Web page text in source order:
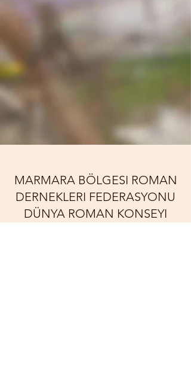
MARMARA BÖLGESI ROMAN
DERNEKLERI FEDERASYONU
DÜNYA ROMAN KONSEYI